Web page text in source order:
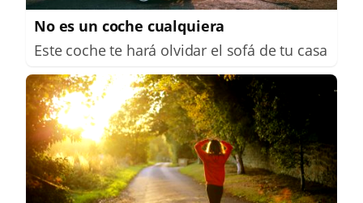
No es un coche cualquiera
Este coche te hará olvidar el sofá de tu casa